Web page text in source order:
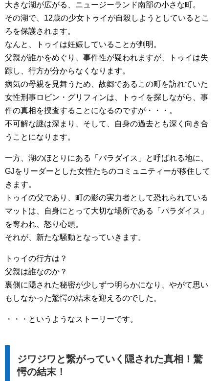
大きな湖が広がる、ニュージーランド南部の小さな町。
その湖で、12歳の少女トゥイが自殺しようとしているとこ
ろを保護されます。
なんと、トゥイは妊娠していることが判明。
父親が誰かをめぐり、事件性が疑われますが、トゥイは失
踪し、行方が分からなくなります。
病気の母親を見舞うため、故郷であるこの町を訪れていた
女性刑事ロビン・グリフィンは、トゥイを探しながら、事
件の真相を捜査することになるのですが・・・。
不可解な謎は深まり、そして、自身の過去とも深く向き合
うことになります。
一方、湖のほとりにある「パラダイス」と呼ばれる地に、
GJをリーダーとした女性たちのコミュニティーが移住して
きます。
トゥイの父であり、町の影の実力者として恐れられている
マットは、自身にとって大切な場所である「パラダイス」
を奪われ、怒り心頭。
それが、新たな騒動となっていきます。
トゥイの行方は？
父親は誰なのか？
裏側に隠された秘密が少しずつ明らかになり、やがて思い
もしなかった驚愕の結末を迎えるのでした。
・・・というようなストーリーです。
ジワジワと繋がっていく隠された真相！驚
愕の結末！